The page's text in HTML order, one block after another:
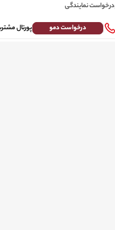
درخواست نمایندگی
درخواست دمو پورتال